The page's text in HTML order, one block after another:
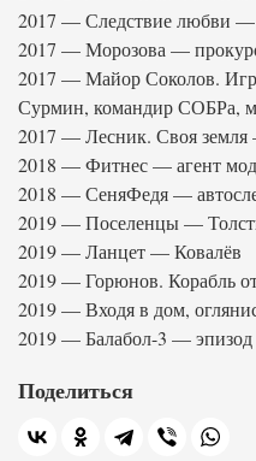
2017 — Следствие любви
2017 — Морозова —
2017 — Майор Соколов.
Сурмин, командир СОБРа,
2017 — Лесник. Своя земля
2018 — Фитнес — агент
2018 — СеняФедя —
2019 — Поселенцы —
2019 — Ланцет — Ковалёв
2019 — Горюнов. Корабль
2019 — Входя в дом,
2019 — Балабол-3 — эпизод
Поделиться